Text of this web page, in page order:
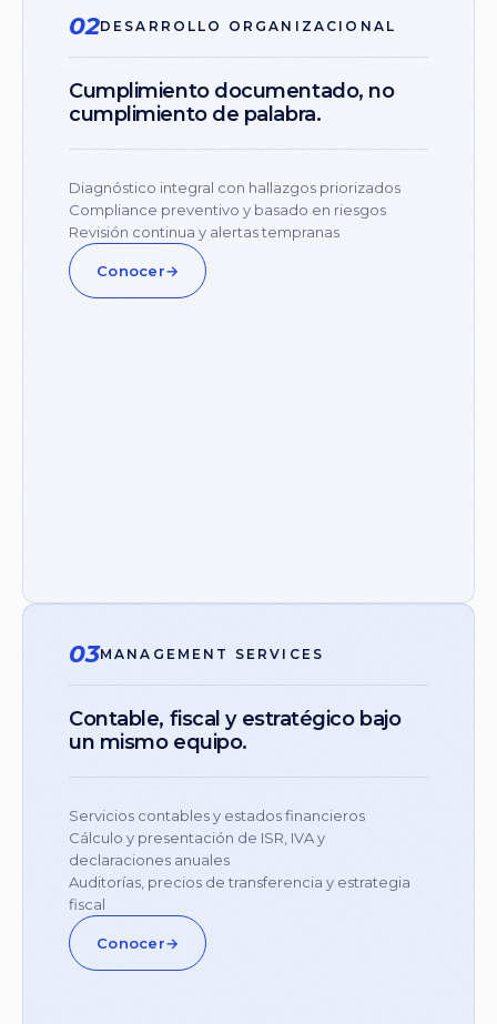
02DESARROLLO ORGANIZACIONAL
Cumplimiento documentado, no
cumplimiento de palabra.
Diagnóstico integral con hallazgos priorizados
Compliance preventivo y basado en riesgos
Revisión continua y alertas tempranas
Conocer→
03MANAGEMENT SERVICES
Contable, fiscal y estratégico bajo
un mismo equipo.
Servicios contables y estados financieros
Cálculo y presentación de ISR, IVA y
declaraciones anuales
Auditorías, precios de transferencia y estrategia
fiscal
Conocer→